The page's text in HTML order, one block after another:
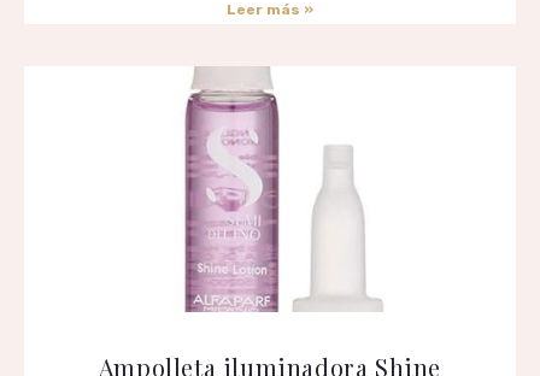
Leer más »
Ampolleta iluminadora Shine